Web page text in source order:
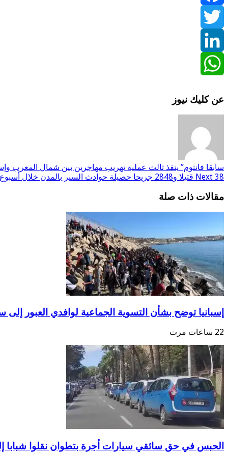
Facebook
Twitter
LinkedIn
عن كليك نيوز
سابقا فانتوم” ينفذ ثالث عملية تهريب مهاجرين بين شمال المغرب
Next 38 قتيلا و2848 جريحا حصيلة حوادث السير بالمدن خلال أسبوع
مقالات ذات صلة
إسبانيا توضح بشأن التسوية الجماعية لوافدي العبور إلى
22 ساعات مرت
الحبس في حق سائقي سيارات أجرة بتطوان نقلوا شبابا